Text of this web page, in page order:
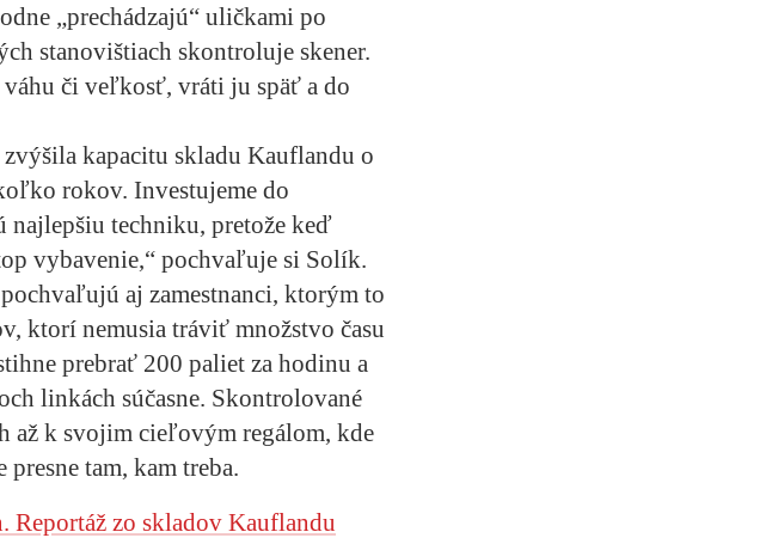
„prechádzajú“ uličkami po
stanovištiach skontroluje skener.
váhu či veľkosť, vráti ju späť a do
kapacitu skladu Kauflandu o
rokov. Investujeme do
najlepšiu techniku, pretože keď
vybavenie,“ pochvaľuje si Solík.
aj zamestnanci, ktorým to
ktorí nemusia tráviť množstvo času
prebrať 200 paliet za hodinu a
linkách súčasne. Skontrolované
až k svojim cieľovým regálom, kde
tam, kam treba.
Reportáž zo skladov Kauflandu